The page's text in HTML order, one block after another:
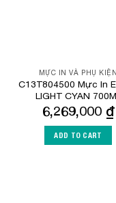
MỰC IN VÀ PHỤ KIỆN
C13T804500 Mực In
LIGHT CYAN
6,269,000 ₫
ADD TO CART